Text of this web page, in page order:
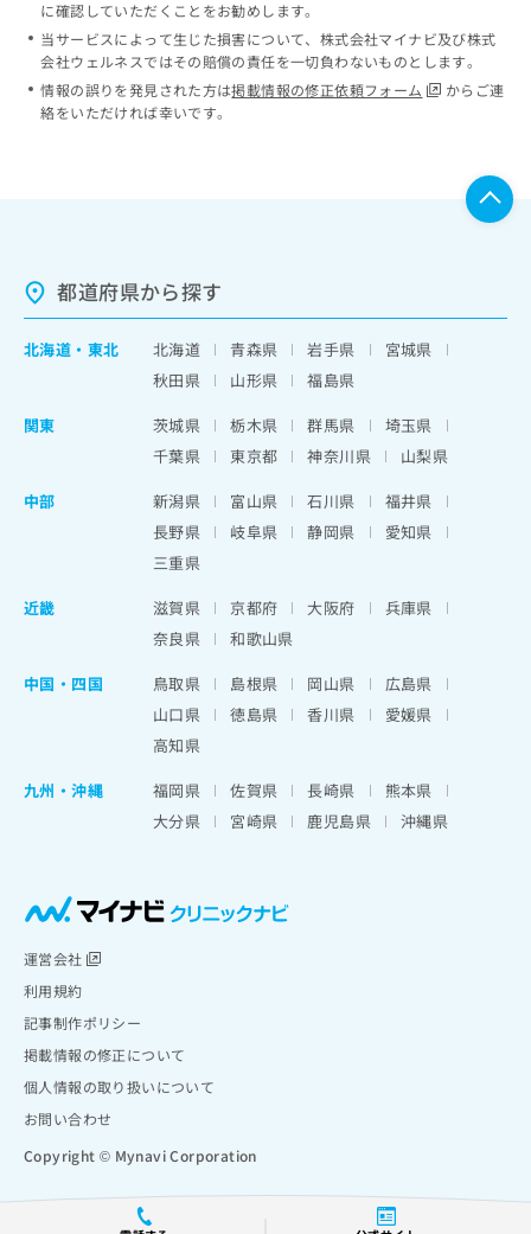
に確認していただくことをお勧めします。
当サービスによって生じた損害について、株式会社マイナビ及び株式
会社ウェルネスではその賠償の責任を一切負わないものとします。
情報の誤りを発見された方は掲載情報の修正依頼フォーム
からご連
絡をいただければ幸いです。
都道府県から探す
北海道 ・ 東北 北海道 青森県 岩手県
宮城県
秋田県
山形県
福島県
関東
茨城県 栃木県 群馬県
埼玉県
千葉県
東京都 神奈川県
山梨県
中部
新潟県 富山県 石川県
福井県
長野県
岐阜県 静岡県
愛知県
三重県
近畿
滋賀県 京都府 大阪府
兵庫県
奈良県
和歌山県
中国・四国
鳥取県 島根県 岡山県
広島県
山口県
徳島県 香川県
愛媛県
高知県
九州・沖縄
福岡県 佐賀県 長崎県
熊本県
大分県
宮崎県 鹿児島県 沖縄県
運営会社
利用規約
記事制作ポリシー
掲載情報の修正について
個人情報の取り扱いについて
お問い合わせ
Copyright © Mynavi Corporation